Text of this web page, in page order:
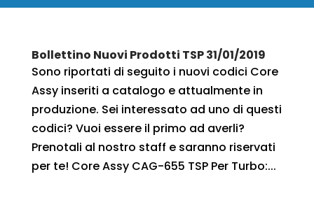
Bollettino Nuovi Prodotti TSP 31/01/2019
Sono riportati di seguito i nuovi codici Core
Assy inseriti a catalogo e attualmente in
produzione. Sei interessato ad uno di questi
codici? Vuoi essere il primo ad averli?
Prenotali al nostro staff e saranno riservati
per te! Core Assy CAG-655 TSP Per Turbo:...